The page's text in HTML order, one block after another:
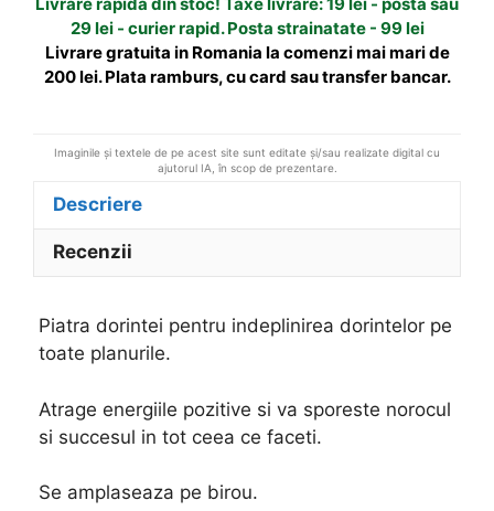
i
29 lei - curier rapid. Posta strainatate - 99 lei
Livrare gratuita in Romania la comenzi mai mari de
200 lei. Plata ramburs, cu card sau transfer bancar.
Imaginile și textele de pe acest site sunt editate și/sau realizate digital cu
ajutorul IA, în scop de prezentare.
Descriere
Recenzii
Piatra dorintei pentru indeplinirea dorintelor pe
toate planurile.
Atrage energiile pozitive si va sporeste norocul
si succesul in tot ceea ce faceti.
Se amplaseaza pe birou.